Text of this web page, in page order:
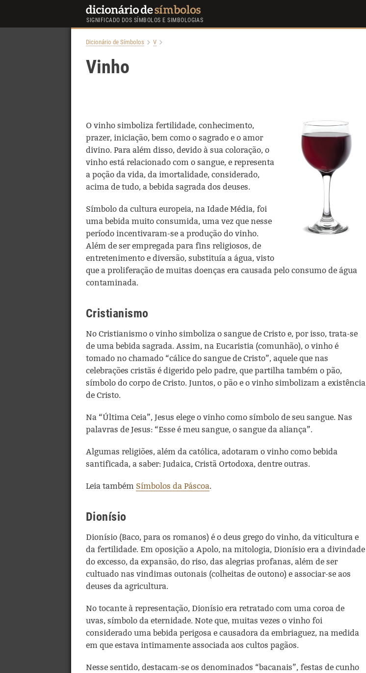
SIGNIFICADO DOS SÍMBOLOS E SIMBOLOGIAS
Dicionário de Símbolos V
Vinho
O vinho simboliza fertilidade, conhecimento,
prazer, iniciação, bem como o sagrado e o amor
divino. Para além disso, devido à sua coloração, o
vinho está relacionado com o sangue, e representa
a poção da vida, da imortalidade, considerado,
acima de tudo, a bebida sagrada dos deuses.
Símbolo da cultura europeia, na Idade Média, foi
uma bebida muito consumida, uma vez que nesse
período incentivaram-se a produção do vinho.
Além de ser empregada para fins religiosos, de
entretenimento e diversão, substituía a água, visto
que a proliferação de muitas doenças era causada pelo consumo de água
contaminada.
Cristianismo
No Cristianismo o vinho simboliza o sangue de Cristo e, por isso, trata-se
de uma bebida sagrada. Assim, na Eucaristia (comunhão), o vinho é
tomado no chamado “cálice do sangue de Cristo”, aquele que nas
celebrações cristãs é digerido pelo padre, que partilha também o pão,
símbolo do corpo de Cristo. Juntos, o pão e o vinho simbolizam a existência
de Cristo.
Na “Última Ceia”, Jesus elege o vinho como símbolo de seu sangue. Nas
palavras de Jesus: “Esse é meu sangue, o sangue da aliança”.
Algumas religiões, além da católica, adotaram o vinho como bebida
santificada, a saber: Judaica, Cristã Ortodoxa, dentre outras.
Leia também Símbolos da Páscoa.
Dionísio
Dionísio (Baco, para os romanos) é o deus grego do vinho, da viticultura e
da fertilidade. Em oposição a Apolo, na mitologia, Dionísio era a divindade
do excesso, da expansão, do riso, das alegrias profanas, além de ser
cultuado nas vindimas outonais (colheitas de outono) e associar-se aos
deuses da agricultura.
No tocante à representação, Dionísio era retratado com uma coroa de
uvas, símbolo da eternidade. Note que, muitas vezes o vinho foi
considerado uma bebida perigosa e causadora da embriaguez, na medida
em que estava intimamente associada aos cultos pagãos.
Nesse sentido, destacam-se os denominados “bacanais”, festas de cunho